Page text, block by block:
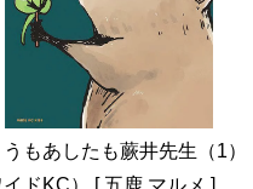
うもあしたも蕨井先生（1）
イドKC） [ 五鹿 マルメ ]